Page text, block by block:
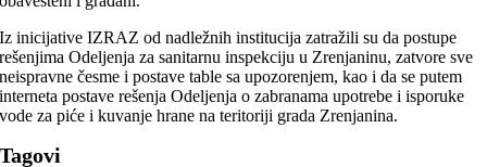
Iz inicijative IZRAZ od nadležnih institucija zatražili su da postupe
rešenjima Odeljenja za sanitarnu inspekciju u Zrenjaninu, zatvore sve
neispravne česme i postave table sa upozorenjem, kao i da se putem
interneta postave rešenja Odeljenja o zabranama upotrebe i isporuke
vode za piće i kuvanje hrane na teritoriji grada Zrenjanina.
Tagovi